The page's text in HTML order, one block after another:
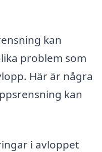
kan
problem som
Här är några
kan
i avloppet